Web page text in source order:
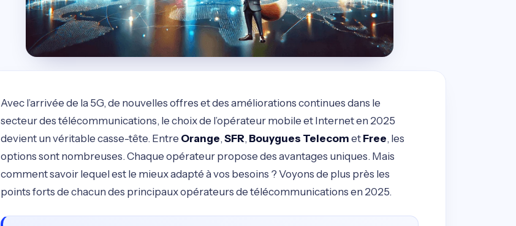
Avec l’arrivée de la 5G, de nouvelles offres et des améliorations continues dans le
secteur des télécommunications, le choix de l’opérateur mobile et Internet en 2025
devient un véritable casse-tête. Entre Orange,SFR, Bouygues Telecom et Free, les
options sont nombreuses. Chaque opérateur propose des avantages uniques. Mais
comment savoir lequel est le mieux adapté à vos besoins ? Voyons de plus près les
points forts de chacun des principaux opérateurs de télécommunications en 2025.